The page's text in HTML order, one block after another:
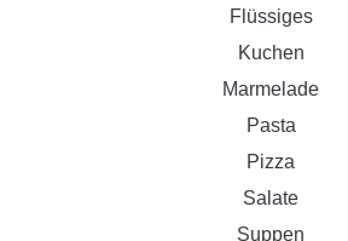
Flüssiges
Kuchen
Marmelade
Pasta
Pizza
Salate
Suppen